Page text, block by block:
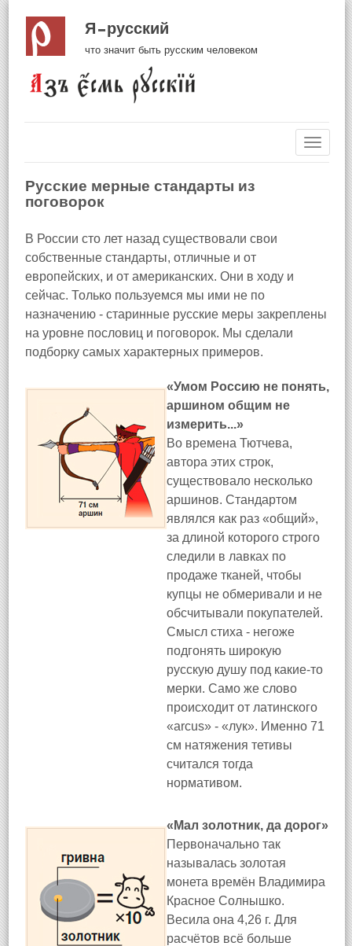
Я русский
что значит быть русским человеком
Русские мерные стандарты из
поговорок
В России сто лет назад существовали свои
собственные стандарты, отличные и от
европейских, и от американских. Они в ходу и
сейчас. Только пользуемся мы ими не по
назначению - старинные русские меры закреплены
на уровне пословиц и поговорок. Мы сделали
подборку самых характерных примеров.
«Умом Россию не понять,
аршином общим не
измерить...»
Во времена Тютчева,
автора этих строк,
существовало несколько
аршинов. Стандартом
являлся как раз «общий»,
за длиной которого строго
следили в лавках по
продаже тканей, чтобы
купцы не обмеривали и не
обсчитывали покупателей.
Смысл стиха - негоже
подгонять широкую
русскую душу под какие-то
мерки. Само же слово
происходит от латинского
«arcus» - «лук». Именно 71
см натяжения тетивы
считался тогда
нормативом.
«Мал золотник, да дорог»
Первоначально так
называлась золотая
монета времён Владимира
Красное Солнышко.
Весила она 4,26 г. Для
расчётов всё больше